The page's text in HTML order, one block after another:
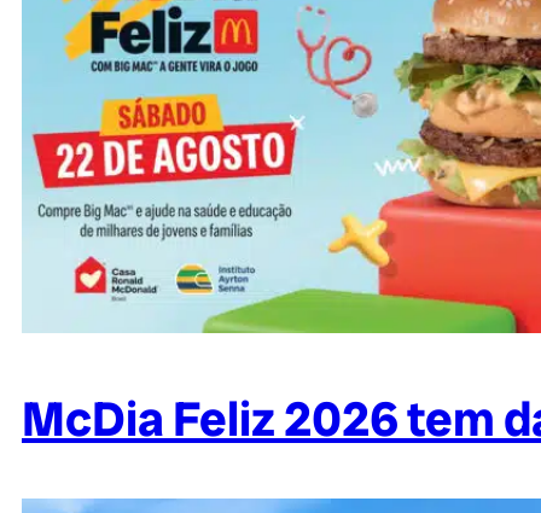
McDia Feliz 2026 tem